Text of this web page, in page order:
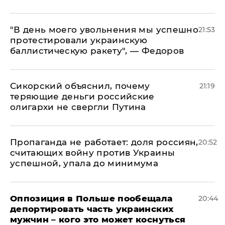
​"В день моего увольнения мы успешно
протестировали украинскую
баллистическую ракету", — Федоров
21:53
Сикорский объяснил, почему
теряющие деньги российские
олигархи не свергли Путина
21:19
​Пропаганда не работает: доля россиян,
считающих войну против Украины
успешной, упала до минимума
20:52
Оппозиция в Польше пообещала
депортировать часть украинских
мужчин – кого это может коснуться
20:44